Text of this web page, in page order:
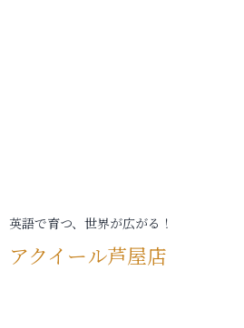
英語で育つ、世界が広がる！
アクイール芦屋店